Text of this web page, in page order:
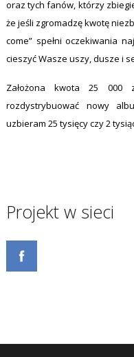
oraz tych fanów, którzy
że jeśli zgromadzę kwotę
come” spełni oczekiwania
cieszyć Wasze uszy, dusze i
Założona kwota 25
rozdystrybuować nowy
uzbieram 25 tysięcy czy 2
Projekt w sieci